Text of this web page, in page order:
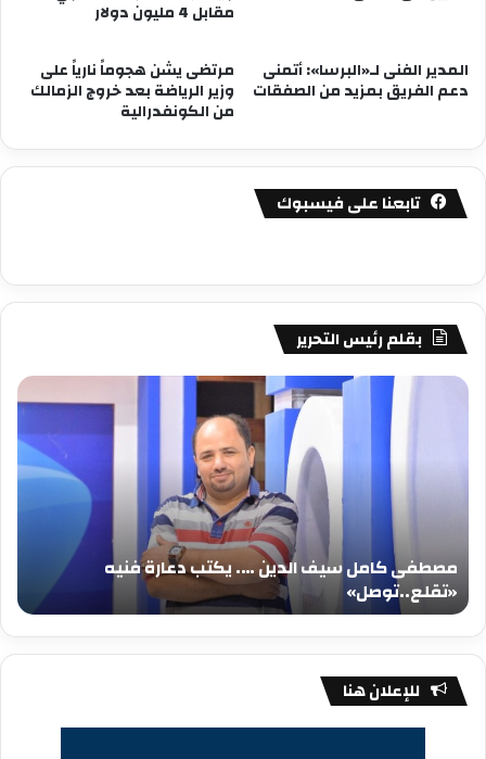
مقابل 4 مليون دولار
المدير الفنى لـ«البرسا»: أتمنى
دعم الفريق بمزيد من الصفقات
مرتضى يشن هجوماً نارياً على
وزير الرياضة بعد خروج الزمالك
من الكونفدرالية
تابعنا على فيسبوك
بقلم رئيس التحرير
مصطفى
«تقلع..توصل»
مصطفى كامل سيف الدين …. يكتب دعارة فنيه
«تقلع..توصل»
….
للإعلان هنا